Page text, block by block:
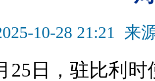
10-28 21:21 来
日，驻比利时